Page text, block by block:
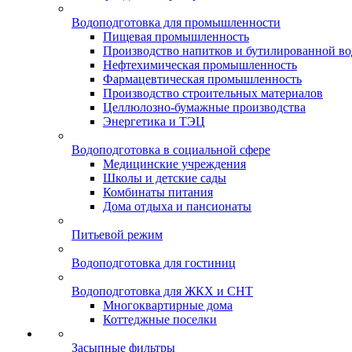
Водоподготовка для промышленности
Пищевая промышленность
Производство напитков и бутилированной
Нефтехимическая промышленность
Фармацевтическая промышленность
Производство строительных материалов
Целлюлозно-бумажные производства
Энергетика и ТЭЦ
Водоподготовка в социальной сфере
Медицинские учреждения
Школы и детские сады
Комбинаты питания
Дома отдыха и пансионаты
Питьевой режим
Водоподготовка для гостиниц
Водоподготовка для ЖКХ и СНТ
Многоквартирные дома
Коттеджные поселки
Засыпные фильтры